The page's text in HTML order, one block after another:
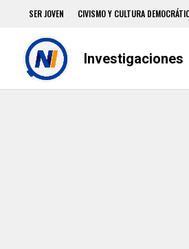
SER JOVEN CIVISMO Y CULTURA
Investigaciones